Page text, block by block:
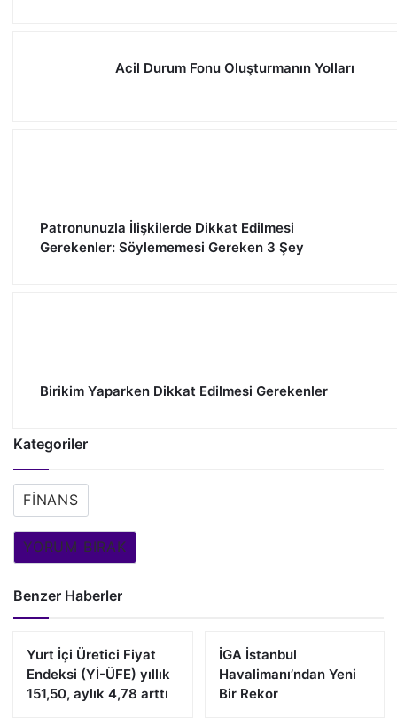
Acil Durum Fonu Oluşturmanın Yolları
Patronunuzla İlişkilerde Dikkat Edilmesi
Gerekenler: Söylememesi Gereken 3 Şey
Birikim Yaparken Dikkat Edilmesi Gerekenler
Kategoriler
FINANS
YORUM BIRAK
Benzer Haberler
Yurt İçi Üretici Fiyat
Endeksi (Yİ-ÜFE) yıllık
151,50, aylık 4,78 arttı
İGA İstanbul
Havalimanı’ndan Yeni
Bir Rekor